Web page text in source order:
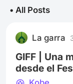
• All Posts
La garra
GIFF | Una
desde el